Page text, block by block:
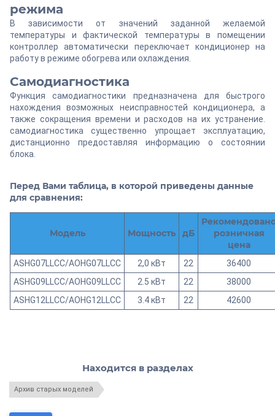
режима
В зависимости от значений заданной желаемой
температуры и фактической температуры в помещении
контроллер автоматически переключает кондиционер на
работу в режиме обогрева или охлаждения.
Самодиагностика
Функция самодиагностики предназначена для быстрого
нахождения возможных неисправностей кондиционера, а
также сокращения времени и расходов на их устранение.
самодиагностика существенно упрощает эксплуатацию,
дистанционно предоставляя информацию о состоянии
блока.
Перед Вами таблица, в которой приведены данные
для сравнения:
Модель Мощность дБ
розничная
цена
ASHG07LLCC/AOHG07LLCC 2,0 кВт 22
36400
ASHG09LLCC/AOHG09LLCC
2.5 кВт 22
38000
ASHG12LLCC/AOHG12LLCC
3.4 кВт 22 42600
Находится в разделах
Архив старых моделей